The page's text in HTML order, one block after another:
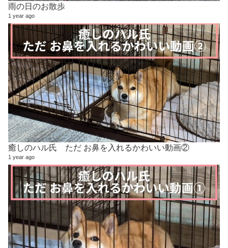
雨の日のお散歩
1 year ago
癒しのハル氏 ただ お鼻を入れるかわいい動画②
1 year ago